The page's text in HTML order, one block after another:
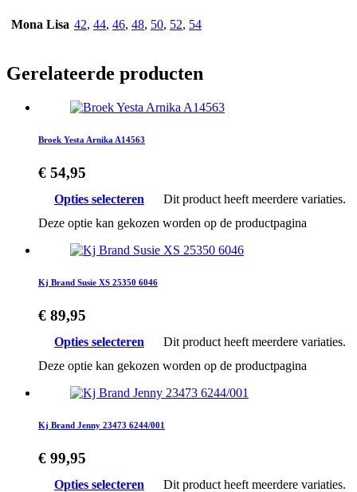
Mona Lisa 42, 44, 46, 48, 50, 52, 54
Gerelateerde producten
Broek Yesta Arnika A14563
€ 54,95
Opties selecteren
Dit product heeft meerdere variaties.
Deze optie kan gekozen worden op de productpagina
Kj Brand Susie XS 25350 6046
€ 89,95
Opties selecteren
Dit product heeft meerdere variaties.
Deze optie kan gekozen worden op de productpagina
Kj Brand Jenny 23473 6244/001
€ 99,95
Opties selecteren
Dit product heeft meerdere variaties.